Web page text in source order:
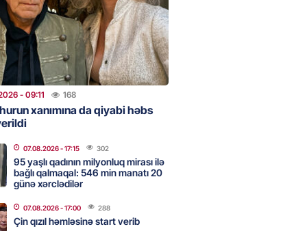
oğlu türkcə danışdı
- 14:39 105
Prezident İlham Əliyevə
- 12:59
- 09:11 168
xanımına da qiyabi həbs
07.08.2026- 17:15 302
95 yaşlı qadının milyonluq mirası ilə
bağlı qalmaqal: 546 min manatı 20
günə xərclədilər
07.08.2026- 17:00 288
Çin qızıl həmləsinə start verib